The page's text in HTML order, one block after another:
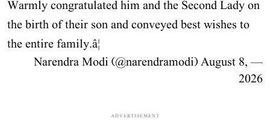
Warmly congratulated him and the Second Lady on
the birth of their son and conveyed best wishes to
the entire family.â¦
— Narendra Modi (@narendramodi)
August 8,
2026
ADVERTISEMENT